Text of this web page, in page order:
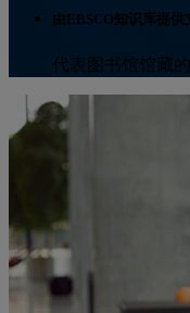
由EBSCO知识库提供
代表图书馆馆藏